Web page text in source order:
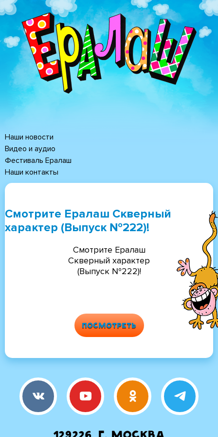
Перейти
основному
содержанию
Основная
навигация
Наши новости
Видео и аудио
Фестиваль Ералаш
Наши контакты
Смотрите Ералаш Скверный
характер (Выпуск №222)!
Смотрите Ералаш
Скверный характер
(Выпуск №222)!
Посмотреть